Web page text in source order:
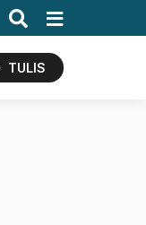
TULIS